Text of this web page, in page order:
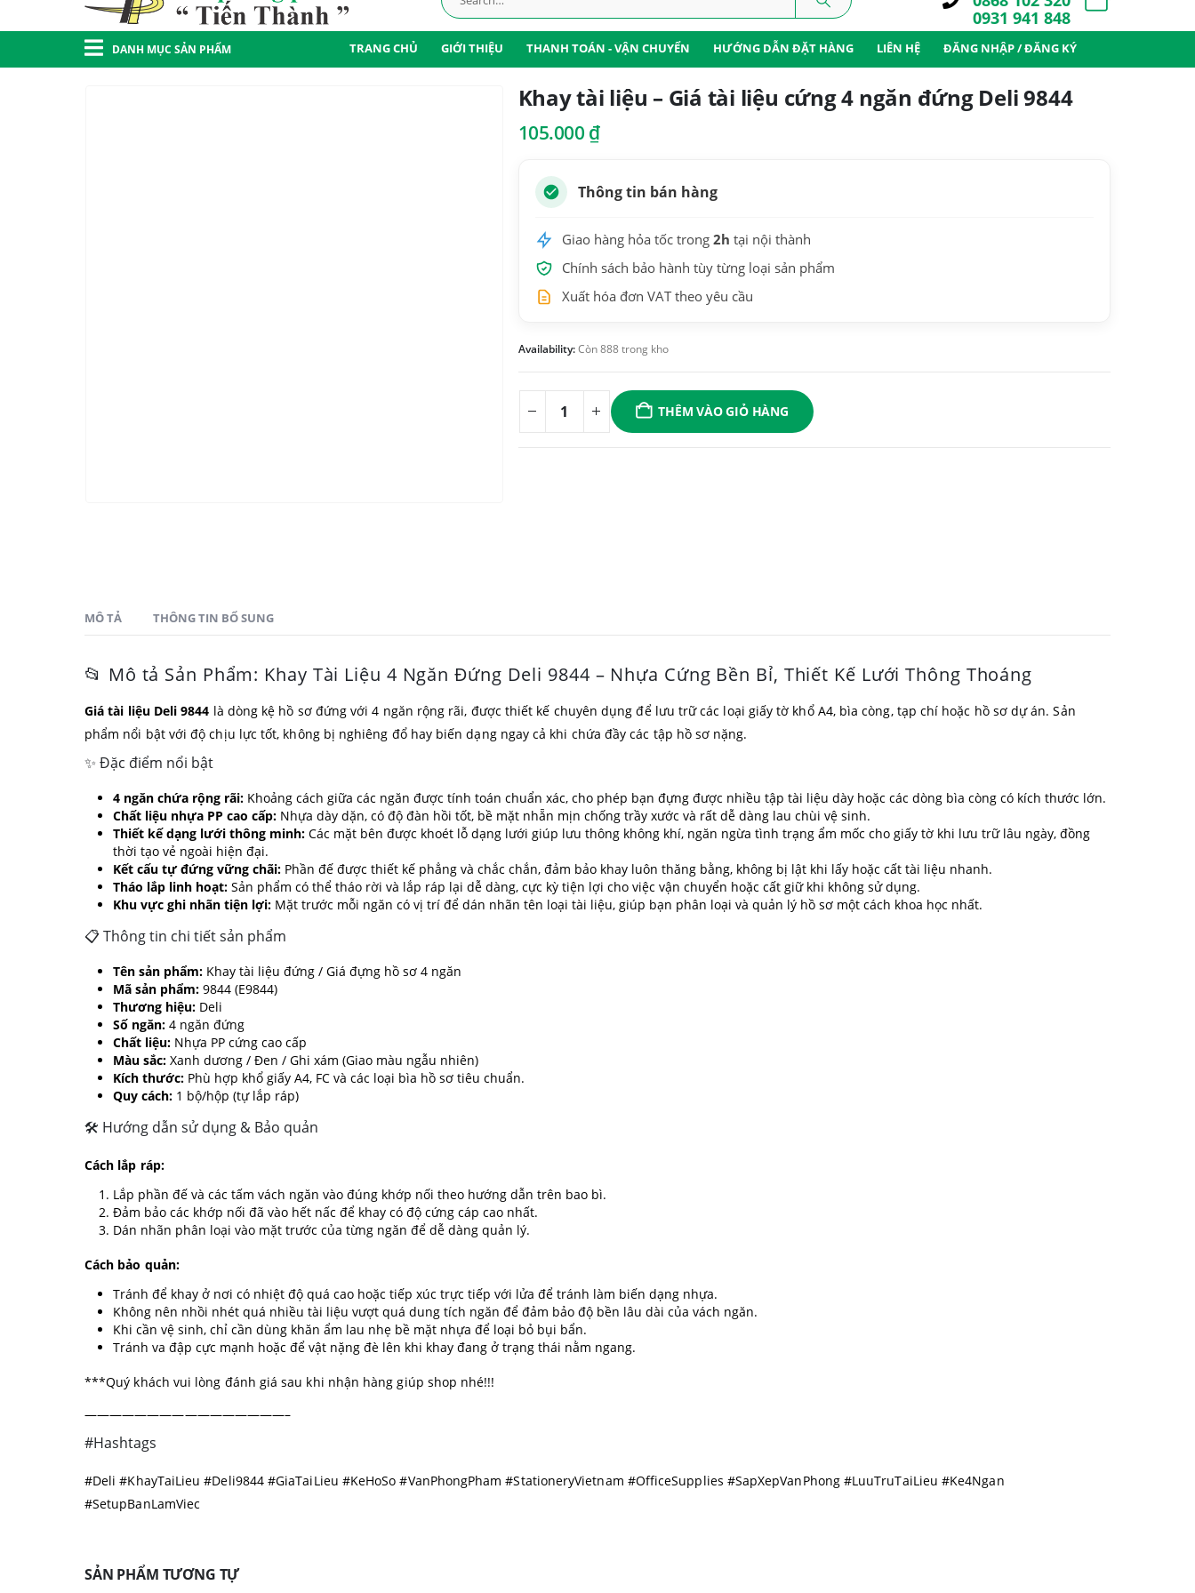
0931 941 848
DANH MỤC SẢN PHẨM TRANG CHỦ GIỚI THIỆU THANH TOÁN - VẬN CHUYỂN HƯỚNG DẪN ĐẶT HÀNG LIÊN HỆ ĐĂNG NHẬP / ĐĂNG KÝ
Khay tài liệu – Giá tài liệu cứng 4 ngăn đứng Deli 9844
105.000 ₫
Thông tin bán hàng
Giao hàng hỏa tốc trong 2h tại nội thành
Chính sách bảo hành tùy từng loại sản phẩm
Xuất hóa đơn VAT theo yêu cầu
Availability:Còn 888 trong kho
THÊM VÀO GIỎ HÀNG
MÔ TẢ THÔNG TIN BỔ SUNG
📂 Mô tả Sản Phẩm: Khay Tài Liệu 4 Ngăn Đứng Deli 9844 – Nhựa Cứng Bền Bỉ, Thiết Kế Lưới Thông Thoáng
Giá tài liệu Deli 9844 là dòng kệ hồ sơ đứng với 4 ngăn rộng rãi, được thiết kế chuyên dụng để lưu trữ các loại giấy tờ khổ A4, bìa còng, tạp chí hoặc hồ sơ dự án. Sản
phẩm nổi bật với độ chịu lực tốt, không bị nghiêng đổ hay biến dạng ngay cả khi chứa đầy các tập hồ sơ nặng.
✨ Đặc điểm nổi bật
4 ngăn chứa rộng rãi: Khoảng cách giữa các ngăn được tính toán chuẩn xác, cho phép bạn đựng được nhiều tập tài liệu dày hoặc các dòng bìa còng có kích thước lớn.
Chất liệu nhựa PP cao cấp: Nhựa dày dặn, có độ đàn hồi tốt, bề mặt nhẵn mịn chống trầy xước và rất dễ dàng lau chùi vệ sinh.
Thiết kế dạng lưới thông minh: Các mặt bên được khoét lỗ dạng lưới giúp lưu thông không khí, ngăn ngừa tình trạng ẩm mốc cho giấy tờ khi lưu trữ lâu ngày, đồng
thời tạo vẻ ngoài hiện đại.
Kết cấu tự đứng vững chãi: Phần đế được thiết kế phẳng và chắc chắn, đảm bảo khay luôn thăng bằng, không bị lật khi lấy hoặc cất tài liệu nhanh.
Tháo lắp linh hoạt: Sản phẩm có thể tháo rời và lắp ráp lại dễ dàng, cực kỳ tiện lợi cho việc vận chuyển hoặc cất giữ khi không sử dụng.
Khu vực ghi nhãn tiện lợi: Mặt trước mỗi ngăn có vị trí để dán nhãn tên loại tài liệu, giúp bạn phân loại và quản lý hồ sơ một cách khoa học nhất.
📋 Thông tin chi tiết sản phẩm
Tên sản phẩm: Khay tài liệu đứng / Giá đựng hồ sơ 4 ngăn
Mã sản phẩm: 9844 (E9844)
Thương hiệu: Deli
Số ngăn: 4 ngăn đứng
Chất liệu: Nhựa PP cứng cao cấp
Màu sắc: Xanh dương / Đen / Ghi xám (Giao màu ngẫu nhiên)
Kích thước: Phù hợp khổ giấy A4, FC và các loại bìa hồ sơ tiêu chuẩn.
Quy cách: 1 bộ/hộp (tự lắp ráp)
🛠 Hướng dẫn sử dụng & Bảo quản
Cách lắp ráp:
Lắp phần đế và các tấm vách ngăn vào đúng khớp nối theo hướng dẫn trên bao bì.
Đảm bảo các khớp nối đã vào hết nấc để khay có độ cứng cáp cao nhất.
Dán nhãn phân loại vào mặt trước của từng ngăn để dễ dàng quản lý.
Cách bảo quản:
Tránh để khay ở nơi có nhiệt độ quá cao hoặc tiếp xúc trực tiếp với lửa để tránh làm biến dạng nhựa.
Không nên nhồi nhét quá nhiều tài liệu vượt quá dung tích ngăn để đảm bảo độ bền lâu dài của vách ngăn.
Khi cần vệ sinh, chỉ cần dùng khăn ẩm lau nhẹ bề mặt nhựa để loại bỏ bụi bẩn.
Tránh va đập cực mạnh hoặc để vật nặng đè lên khi khay đang ở trạng thái nằm ngang.
***Quý khách vui lòng đánh giá sau khi nhận hàng giúp shop nhé!!!
————————————————–
#Hashtags
#Deli #KhayTaiLieu #Deli9844 #GiaTaiLieu #KeHoSo #VanPhongPham #StationeryVietnam #OfficeSupplies #SapXepVanPhong #LuuTruTaiLieu #Ke4Ngan
#SetupBanLamViec
SẢN PHẨM TƯƠNG TỰ